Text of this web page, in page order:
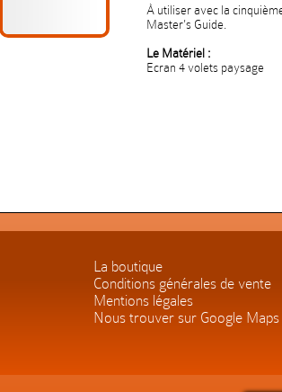
À utiliser avec la
Master's Guide.
Le Matériel :
Ecran 4 volets paysage
La boutique
Conditions générales de vente
Mentions légales
Nous trouver sur Google Maps